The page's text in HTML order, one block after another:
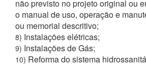
não previsto no projeto original ou
o manual de uso, operação e
ou memorial descritivo;
8) Instalações elétricas;
9) Instalações de Gás;
10) Reforma do sistema